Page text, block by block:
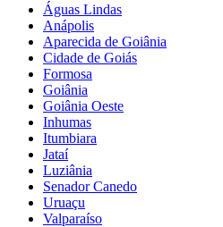
Águas Lindas
Anápolis
Aparecida de Goiânia
Cidade de Goiás
Formosa
Goiânia
Goiânia Oeste
Inhumas
Itumbiara
Jataí
Luziânia
Senador Canedo
Uruaçu
Valparaíso